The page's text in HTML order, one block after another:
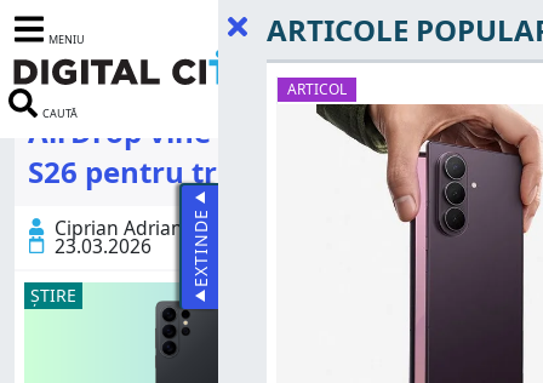
MENIU
CAUTĂ
AirDrop vine pe Samsung Galaxy
S26 pentru transferul de fișiere
Ciprian Adrian Rusen
23.03.2026
ȘTIRE
EXTINDE
ARTICOLE
ARTICOL